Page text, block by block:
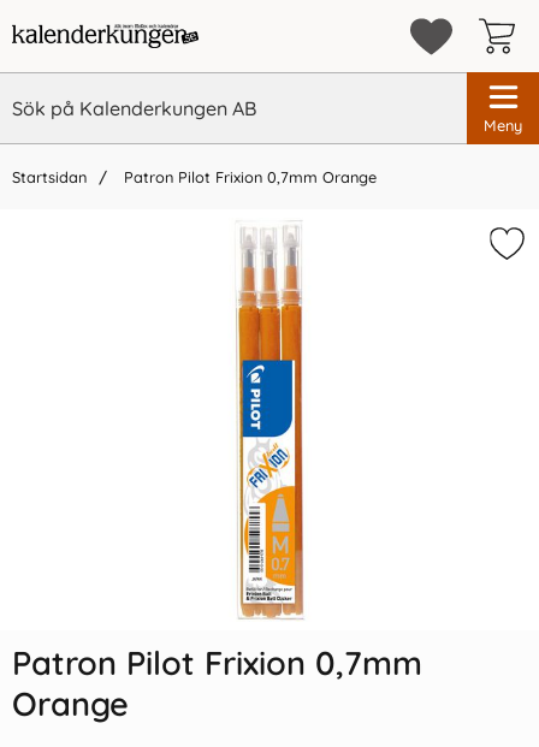
Meny
Startsidan Patron Pilot Frixion 0,7mm Orange
Vi rekommenderar
Indexflikar och Frixion clicker
55 kr/st 85 kr/st
Patron Pilot Frixion 0,7mm
Orange